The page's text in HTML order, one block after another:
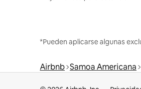
*Pueden aplicarse algunas
Airbnb Samoa Americana